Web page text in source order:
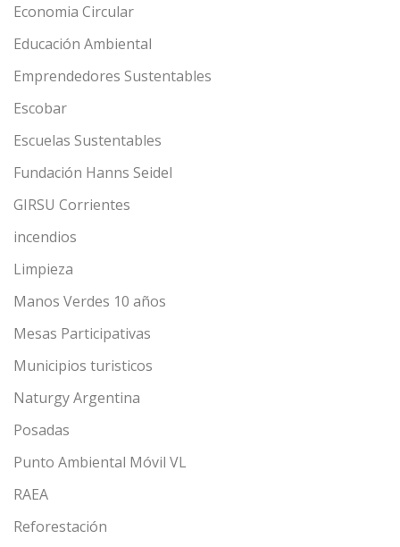
Economia Circular
Educación Ambiental
Emprendedores Sustentables
Escobar
Escuelas Sustentables
Fundación Hanns Seidel
GIRSU Corrientes
incendios
Limpieza
Manos Verdes 10 años
Mesas Participativas
Municipios turisticos
Naturgy Argentina
Posadas
Punto Ambiental Móvil VL
RAEA
Reforestación